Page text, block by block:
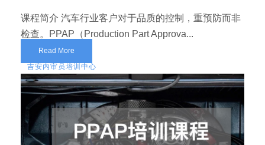
课程简介 汽车行业客户对于品质的控制，重预防而非
检查。PPAP（Production Part Approva...
Read More
吉安内审员培训中心